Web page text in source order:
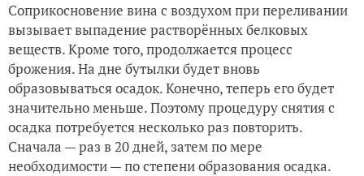
Соприкосновение вина с воздухом при переливании
вызывает выпадение растворённых белковых
веществ. Кроме того, продолжается процесс
брожения. На дне бутылки будет вновь
образовываться осадок. Конечно, теперь его будет
значительно меньше. Поэтому процедуру снятия с
осадка потребуется несколько раз повторить.
Сначала — раз в 20 дней, затем по мере
необходимости — по степени образования осадка.